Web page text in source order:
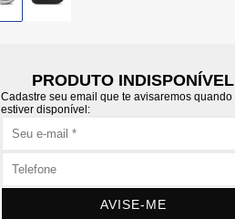
PRODUTO INDISPONÍVEL
Cadastre seu email que te avisaremos quando
estiver disponível:
AVISE-ME